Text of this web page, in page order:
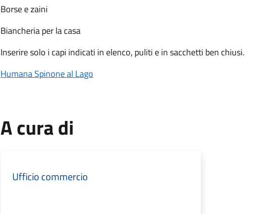
Borse e zaini
Biancheria per la casa
Inserire solo i capi indicati in elenco, puliti e in sacchetti ben chiusi.
Humana Spinone al Lago
A cura di
Ufficio commercio